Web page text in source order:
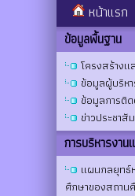
หน้าแรก
ข้อมูลพื้นฐาน
โครงสร้างแ
ข้อมูลผู้บริห
ข้อมูลการติ
ข่าวประชาสั
การบริหารงา
แผนกลยุท
ศึกษาของสถาน